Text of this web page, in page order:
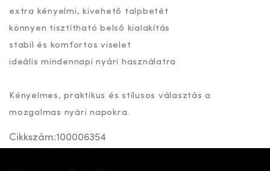
extra kényelmi, kivehető talpbetét
könnyen tisztítható belső kialakítás
stabil és komfortos viselet
ideális mindennapi nyári használatra
Kényelmes, praktikus és stílusos választás a
mozgalmas nyári napokra.
Cikkszám:100006354